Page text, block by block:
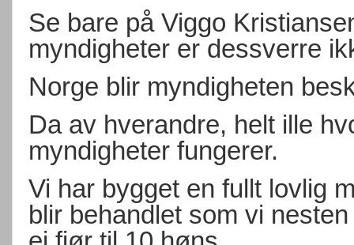
Se bare på Viggo
myndigheter er dessverre
Norge blir myndigheten
Da av hverandre, helt ille
myndigheter fungerer.
Vi har bygget en fullt lovlig
blir behandlet som vi